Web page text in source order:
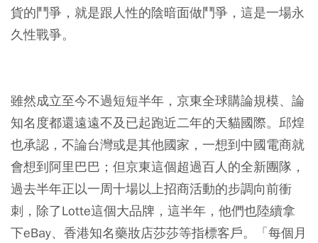
貨的鬥爭，就是跟人性的陰暗面做鬥爭，這是一場永
久性戰爭。
雖然成立至今不過短短半年，京東全球購論規模、論
知名度都還遠遠不及已起跑近二年的天貓國際。邱煌
也承認，不論台灣或是其他國家，一想到中國電商就
會想到阿里巴巴；但京東這個超過百人的全新團隊，
過去半年正以一周十場以上招商活動的步調向前衝
刺，除了Lotte這個大品牌，這半年，他們也陸續拿
下eBay、香港知名藥妝店莎莎等指標客戶。「每個月